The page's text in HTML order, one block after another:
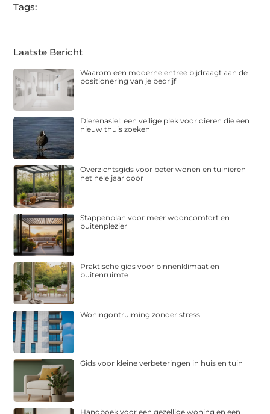
Tags:
Laatste Bericht
Waarom een moderne entree bijdraagt aan de
positionering van je bedrijf
Dierenasiel: een veilige plek voor dieren die een
nieuw thuis zoeken
Overzichtsgids voor beter wonen en tuinieren
het hele jaar door
Stappenplan voor meer wooncomfort en
buitenplezier
Praktische gids voor binnenklimaat en
buitenruimte
Woningontruiming zonder stress
Gids voor kleine verbeteringen in huis en tuin
Handboek voor een gezellige woning en een